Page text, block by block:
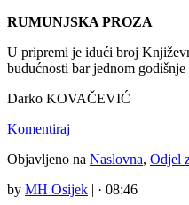
RUMUNJSKA PROZA
U pripremi je idući broj
budućnosti bar jednom
Darko KOVAČEVIĆ
Komentiraj
Objavljeno na Naslovna, Odjel
by MH Osijek | · 08:46